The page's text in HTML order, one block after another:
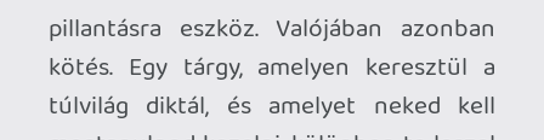
SzorítA modernizálás nem felszabadít,
hanem még közelebb hozza a kontrollt. A
váll fölötti kamera olyan, mintha a játék
maga állna mögötted, és figyelné minden